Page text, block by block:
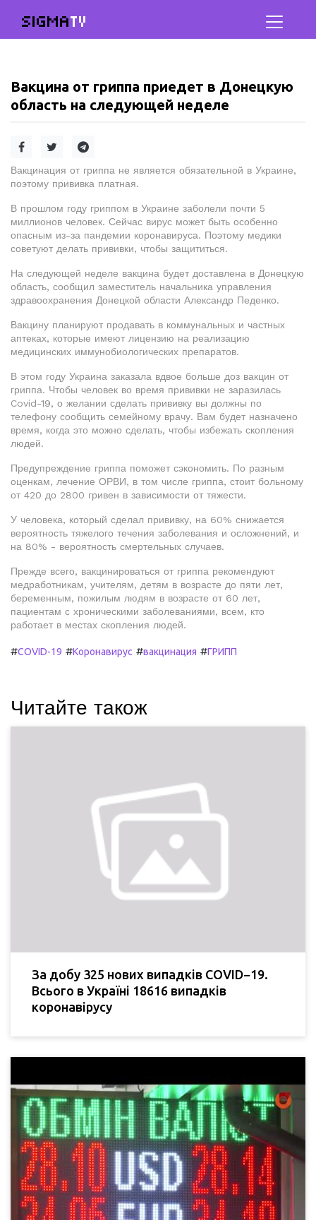
SIGMATV
Вакцина от гриппа приедет в Донецкую
область на следующей неделе
Вакцинация от гриппа не является обязательной в Украине,
поэтому прививка платная.
В прошлом году гриппом в Украине заболели почти 5
миллионов человек. Сейчас вирус может быть особенно
опасным из-за пандемии коронавируса. Поэтому медики
советуют делать прививки, чтобы защититься.
На следующей неделе вакцина будет доставлена в Донецкую
область, сообщил заместитель начальника управления
здравоохранения Донецкой области Александр Педенко.
Вакцину планируют продавать в коммунальных и частных
аптеках, которые имеют лицензию на реализацию
медицинских иммунобиологических препаратов.
В этом году Украина заказала вдвое больше доз вакцин от
гриппа. Чтобы человек во время прививки не заразилась
Covid-19, о желании сделать прививку вы должны по
телефону сообщить семейному врачу. Вам будет назначено
время, когда это можно сделать, чтобы избежать скопления
людей.
Предупреждение гриппа поможет сэкономить. По разным
оценкам, лечение ОРВИ, в том числе гриппа, стоит больному
от 420 до 2800 гривен в зависимости от тяжести.
У человека, который сделал прививку, на 60% снижается
вероятность тяжелого течения заболевания и осложнений, и
на 80% - вероятность смертельных случаев.
Прежде всего, вакцинироваться от гриппа рекомендуют
медработникам, учителям, детям в возрасте до пяти лет,
беременным, пожилым людям в возрасте от 60 лет,
пациентам с хроническими заболеваниями, всем, кто
работает в местах скопления людей.
#COVID-19 #Коронавирус #вакцинация #ГРИПП
Читайте також
За добу 325 нових випадків COVID−19.
Всього в Україні 18616 випадків
коронавірусу